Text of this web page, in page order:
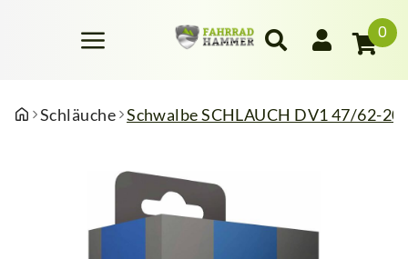
0
Schläuche Schwalbe SCHLAUCH DV1 47/62-